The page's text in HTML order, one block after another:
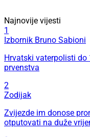
Najnovije vijesti
1
Izbornik Bruno Sabioni
Hrvatski vaterpolisti
prvenstva
2
Zodijak
Zvijezde im donose
otputovati na duže